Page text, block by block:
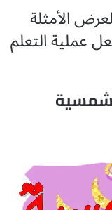
الأمثلة
عملية التعلم